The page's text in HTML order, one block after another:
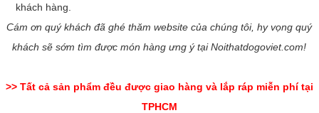
khách hàng.
Cám ơn quý khách đã ghé thăm website của chúng tôi, hy vọng quý
khách sẽ sớm tìm được món hàng ưng ý tại Noithatdogoviet.com!
>> Tất cả sản phẩm đều được giao hàng và lắp ráp miễn phí tại
TPHCM